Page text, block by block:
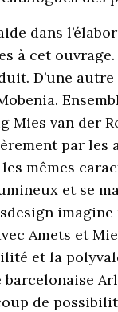
dans
à cet
D’une autre
van der
par les
mêmes
et se
Amets et
et la
de